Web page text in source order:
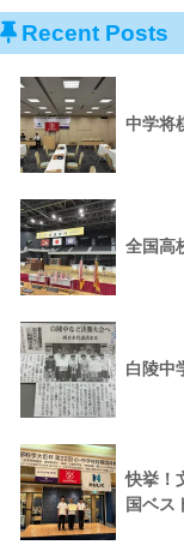
Recent Posts
中学将
全国高
白陵中
快挙！
国ベス